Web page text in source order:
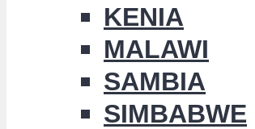
KENIA
MALAWI
SAMBIA
SIMBABWE